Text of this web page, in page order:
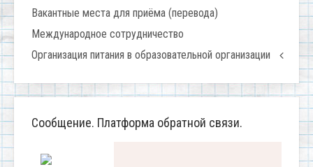
Вакантные места для приёма (перевода)
Международное сотрудничество
Организация питания в образовательной организации
Сообщение. Платформа обратной связи.